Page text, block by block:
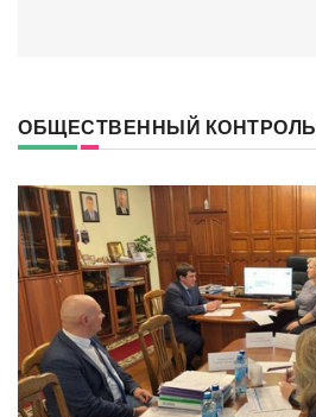
ОБЩЕСТВЕННЫЙ КОНТРОЛЬ